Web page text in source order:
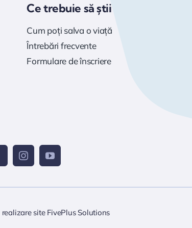
Ce trebuie să știi
Cum poți salva o viață
Întrebări frecvente
Formulare de înscriere
realizare site FivePlus Solutions